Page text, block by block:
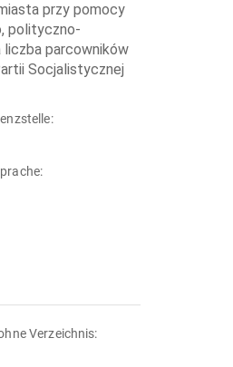
przy pomocy
polityczno-
liczba parcowników
Socjalistycznej
Verzeichnis: